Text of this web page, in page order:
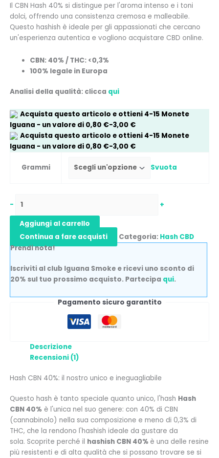
Il CBN Hash 40% si distingue per l'aroma intenso e i toni
dolci, offrendo una consistenza cremosa e malleabile.
Questo hashish è ideale per gli appassionati che cercano
un'esperienza autentica e vogliono acquistare CBD online.
CBN: 40% / THC: <0,3%
100% legale in Europa
Analisi della qualità: clicca qui
Acquista questo articolo e ottieni 4-15 Monete
Iguana - un valore di 0,80 €-3,00 €
Acquista questo articolo e ottieni 4-15 Monete
Iguana - un valore di 0,80 €-3,00 €
Grammi Svuota
- +
Aggiungi al carrello
Continua a fare acquisti
Categoria: Hash CBD
Prendi nota!
Iscriviti al club Iguana Smoke e ricevi uno sconto di
20% sul tuo prossimo acquisto. Partecipa qui.
Pagamento sicuro garantito
Descrizione
Recensioni (1)
Hash CBN 40%: il nostro unico e ineguagliabile
Questo hash è tanto speciale quanto unico, l'hash Hash
CBN 40% è l'unica nel suo genere: con 40% di CBN
(cannabinolo) nella sua composizione e meno di 0,3% di
THC, che la rendono l'hashish ideale da gustare da
sola. Scoprite perché il hashish CBN 40% è una delle resine
più resistenti e di alta qualità che si possano trovare se si